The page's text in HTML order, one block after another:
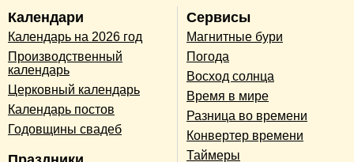
Календари
Календарь на 2026 год
Производственный
календарь
Церковный календарь
Календарь постов
Годовщины свадеб
Сервисы
Магнитные бури
Погода
Восход солнца
Время в мире
Разница во времени
Конвертер времени
Таймеры